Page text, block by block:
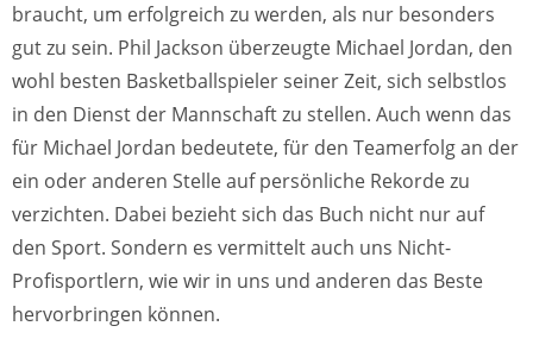
braucht, um erfolgreich zu werden, als nur besonders
gut zu sein. Phil Jackson überzeugte Michael Jordan, den
wohl besten Basketballspieler seiner Zeit, sich selbstlos
in den Dienst der Mannschaft zu stellen. Auch wenn das
für Michael Jordan bedeutete, für den Teamerfolg an der
ein oder anderen Stelle auf persönliche Rekorde zu
verzichten. Dabei bezieht sich das Buch nicht nur auf
den Sport. Sondern es vermittelt auch uns Nicht-
Profisportlern, wie wir in uns und anderen das Beste
hervorbringen können.